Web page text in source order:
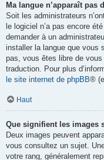
Ma langue n’apparaît pas
Soit les administrateurs
le logiciel n’a pas encore
demander à un
installer la langue que vous
pas, vous êtes libre de
traduction. Pour plus
le site internet de phpBB®
Haut
Que signifient les images
Deux images peuvent
vous consultez un sujet.
votre rang, généralement